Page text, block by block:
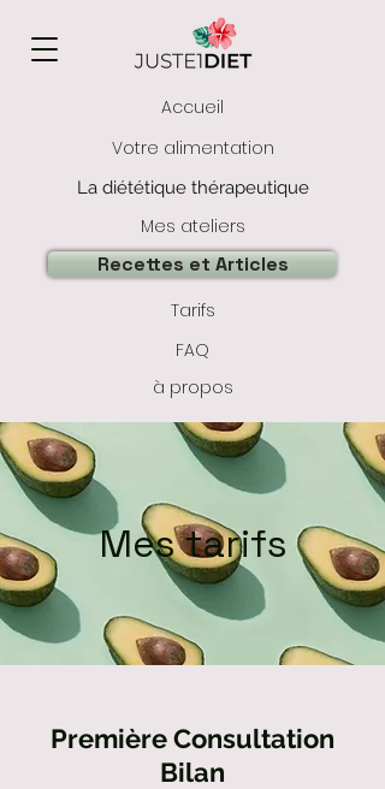
Accueil
Votre alimentation
La diététique thérapeutique
Mes ateliers
Recettes et Articles
Tarifs
FAQ
à propos
Mes tarifs
Première Consultation
Bilan